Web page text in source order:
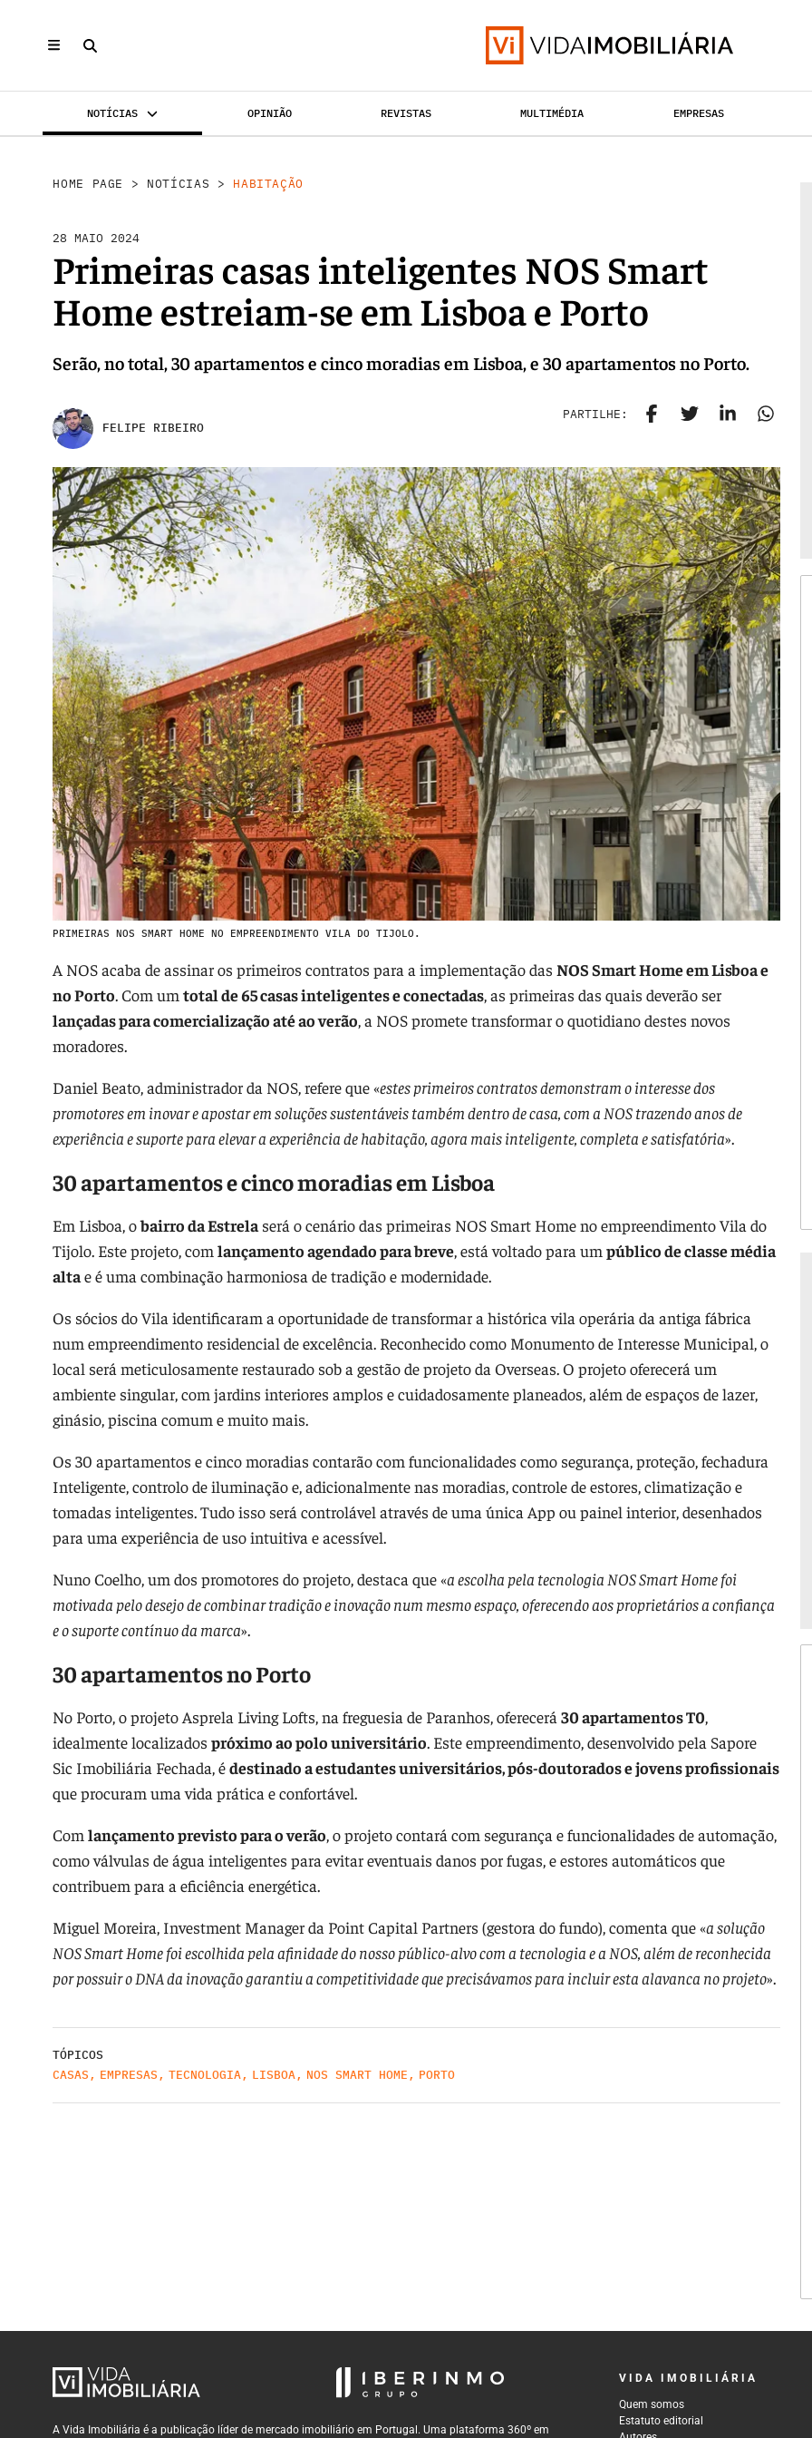
NOTÍCIAS OPINIÃO REVISTAS MULTIMÉDIA EMPRESAS
HOME PAGE > NOTÍCIAS > HABITAÇÃO
28 MAIO 2024
Primeiras casas inteligentes NOS Smart
Home estreiam-se em Lisboa e Porto
Serão, no total, 30 apartamentos e cinco moradias em Lisboa, e 30 apartamentos no Porto.
FELIPE RIBEIRO
PARTILHE:
PRIMEIRAS NOS SMART HOME NO EMPREENDIMENTO VILA DO TIJOLO.
A NOS acaba de assinar os primeiros contratos para a implementação das NOS Smart Home em Lisboa e
no Porto . Com umtotal de 65 casas inteligentes e conectadas , as primeiras das quais deverão ser
lançadas para comercialização até ao verão , a NOS promete transformar o quotidiano destes novos
moradores.
Daniel Beato, administrador da NOS, refere que «estes primeiros contratos demonstram o interesse dos
promotores em inovar e apostar em soluções sustentáveis também dentro de casa, com a NOS trazendo anos de
experiência e suporte para elevar a experiência de habitação, agora mais inteligente, completa e satisfatória».
30 apartamentos e cinco moradias em Lisboa
Em Lisboa, obairro da Estrela será o cenário das primeiras NOS Smart Home no empreendimento Vila do
Tijolo. Este projeto, comlançamento agendado para breve , está voltado para umpúblico de classe média
alta e é uma combinação harmoniosa de tradição e modernidade.
Os sócios do Vila identificaram a oportunidade de transformar a histórica vila operária da antiga fábrica
num empreendimento residencial de excelência. Reconhecido como Monumento de Interesse Municipal, o
local será meticulosamente restaurado sob a gestão de projeto da Overseas. O projeto oferecerá um
ambiente singular, com jardins interiores amplos e cuidadosamente planeados, além de espaços de lazer,
ginásio, piscina comum e muito mais.
Os 30 apartamentos e cinco moradias contarão com funcionalidades como segurança, proteção, fechadura
Inteligente, controlo de iluminação e, adicionalmente nas moradias, controle de estores, climatização e
tomadas inteligentes. Tudo isso será controlável através de uma única App ou painel interior, desenhados
para uma experiência de uso intuitiva e acessível.
Nuno Coelho, um dos promotores do projeto, destaca que «a escolha pela tecnologia NOS Smart Home foi
motivada pelo desejo de combinar tradição e inovação num mesmo espaço, oferecendo aos proprietários a confiança
e o suporte contínuo da marca».
30 apartamentos no Porto
No Porto, o projeto Asprela Living Lofts, na freguesia de Paranhos, oferecerá30 apartamentos T0
idealmente localizadospróximo ao polo universitário . Este empreendimento, desenvolvido pela Sapore
Sic Imobiliária Fechada, édestinado a estudantes universitários, pós-doutorados e jovens profissionais
que procuram uma vida prática e confortável.
Comlançamento previsto para o verão , o projeto contará com segurança e funcionalidades de automação,
como válvulas de água inteligentes para evitar eventuais danos por fugas, e estores automáticos que
contribuem para a eficiência energética.
Miguel Moreira, Investment Manager da Point Capital Partners (gestora do fundo), comenta que «a solução
NOS Smart Home foi escolhida pela afinidade do nosso público-alvo com a tecnologia e a NOS, além de reconhecida
por possuir o DNA da inovação garantiu a competitividade que precisávamos para incluir esta alavanca no projeto».
TÓPICOS
CASAS , EMPRESAS , TECNOLOGIA, LISBOA, NOS SMART HOME , PORTO
A Vida Imobiliária é a publicação líder de mercado imobiliário em Portugal. Uma plataforma 360º em
VIDA IMOBILIÁRIA
Quem somos
Estatuto editorial